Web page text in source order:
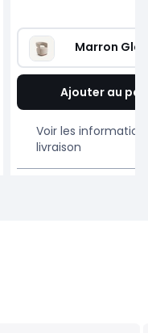
Marron
Ajouter au
Voir les
livraison